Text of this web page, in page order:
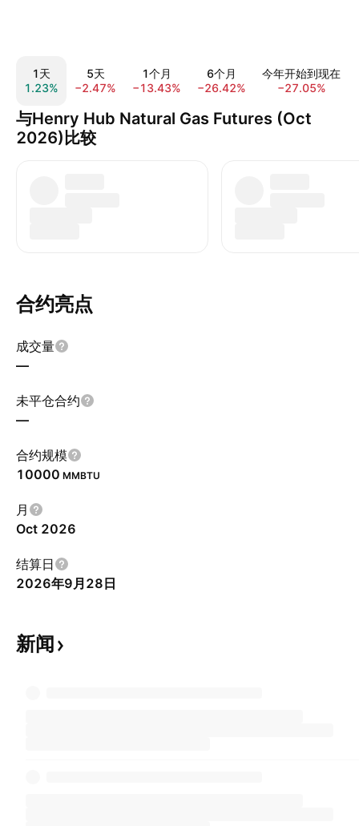
1天
1.23%
5天
−2.47%
1个月
−13.43%
6个月
−26.42%
今年开始到现在
−27.05%
与Henry Hub Natural Gas Futures (Oct
2026)比较
合约亮点
成交量
—
未平仓合约
—
合约规模
10000 MMBTU
月
Oct 2026
结算日
2026年9月28日
新闻